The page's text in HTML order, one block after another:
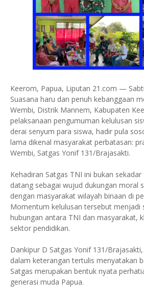
Keerom, Papua, Liputan 21.com —
Suasana haru dan penuh kebanggaan
Wembi, Distrik Mannem, Kabupaten
pelaksanaan pengumuman kelulusan
derai senyum para siswa, hadir pula
lama dikenal masyarakat perbatasan:
Wembi, Satgas Yonif 131/Brajasakti.
Kehadiran Satgas TNI ini bukan
datang sebagai wujud dukungan moral
dengan masyarakat wilayah binaan di
Momentum kelulusan tersebut menjadi
hubungan antara TNI dan masyarakat,
sektor pendidikan.
Dankipur D Satgas Yonif 131/
dalam keterangan tertulis menyatakan
Satgas merupakan bentuk nyata
generasi muda Papua.